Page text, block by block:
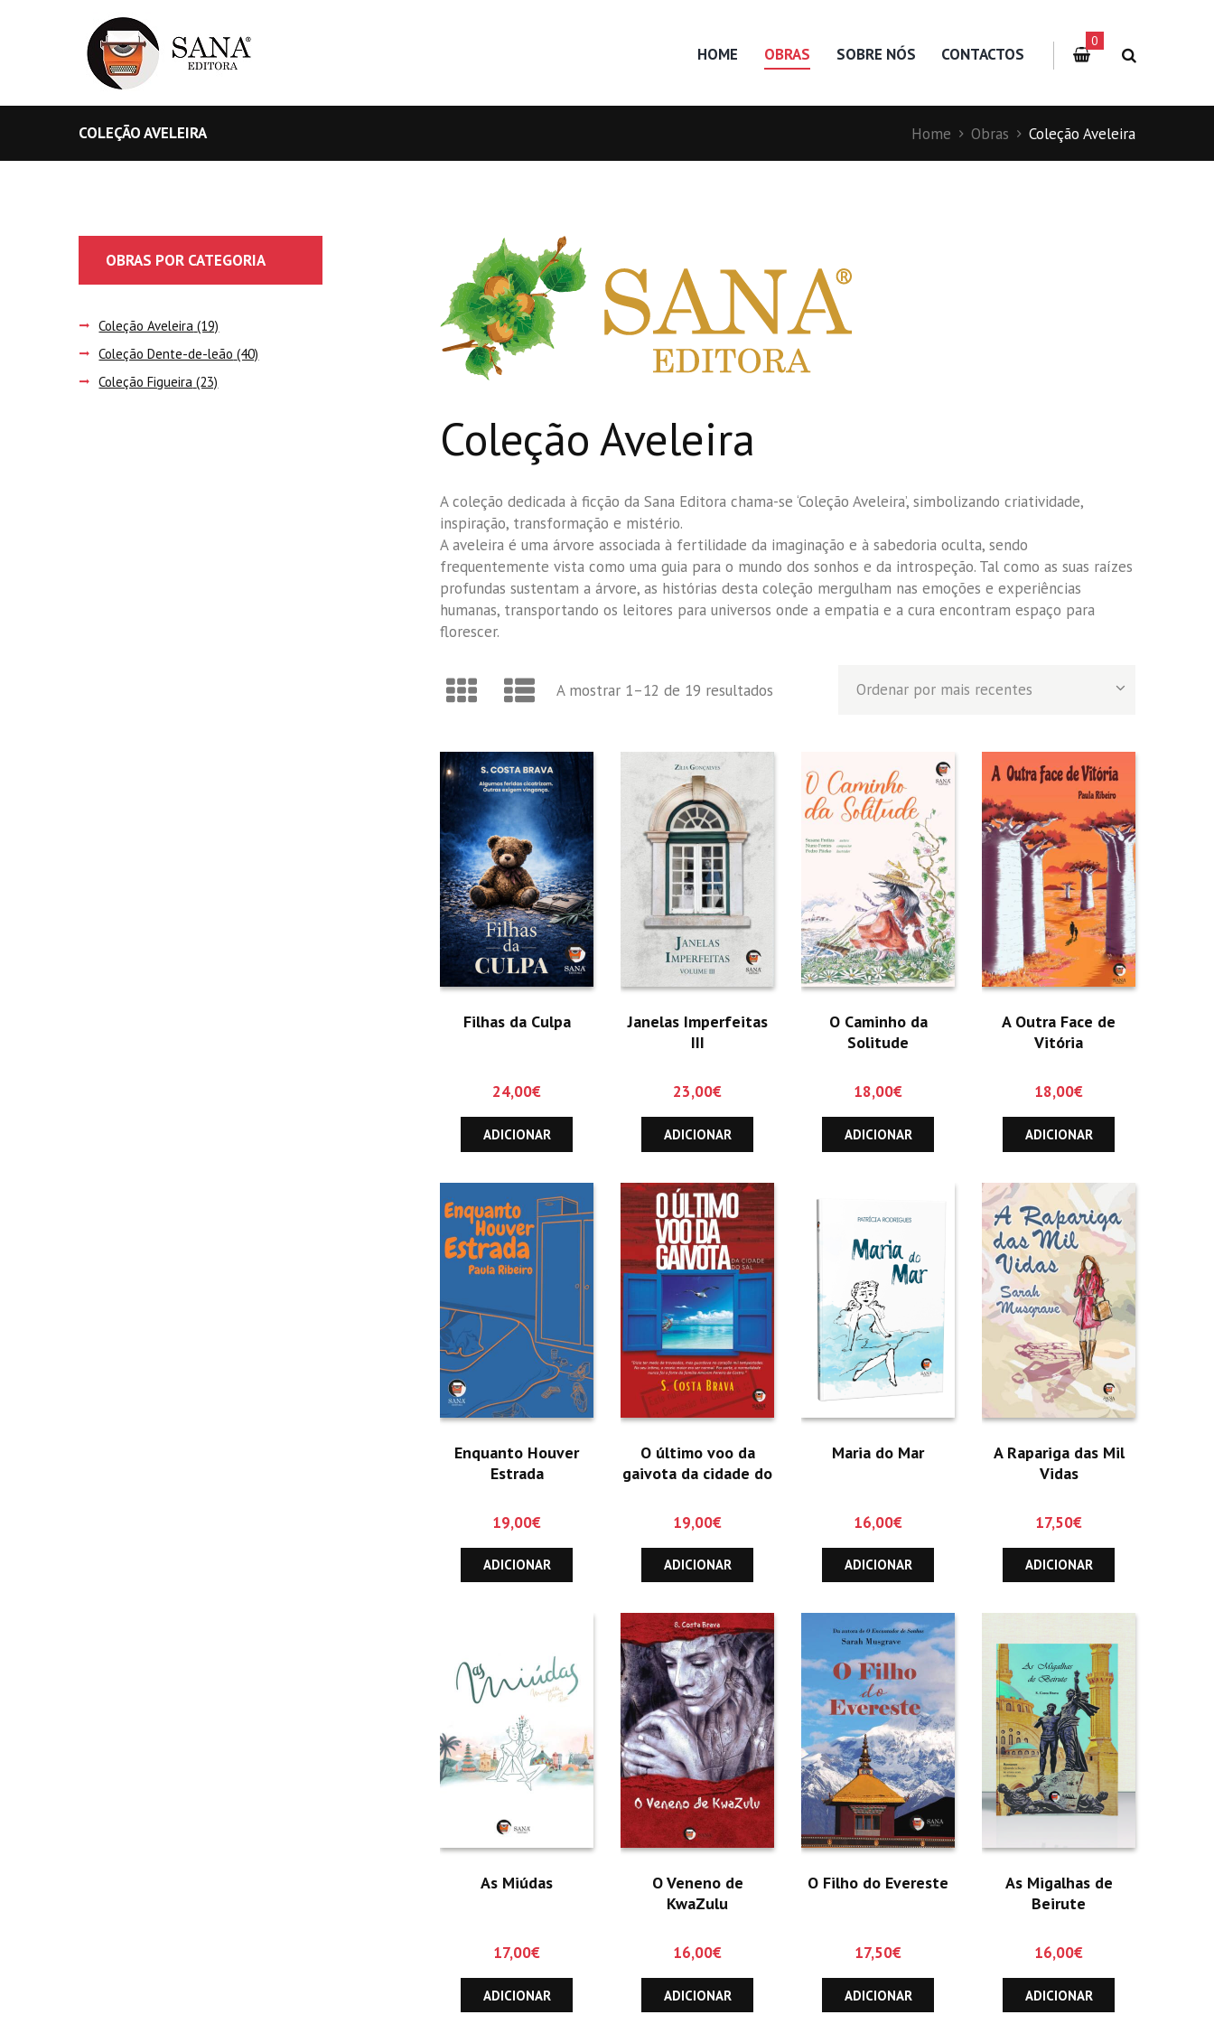
HOME OBRAS SOBRE NÓS CONTACTOS
0
COLEÇÃO AVELEIRA Home Obras Coleção Aveleira
Coleção Aveleira
A coleção dedicada à ficção da Sana Editora chama-se ‘Coleção Aveleira’, simbolizando criatividade,
inspiração, transformação e mistério.
A aveleira é uma árvore associada à fertilidade da imaginação e à sabedoria oculta, sendo
frequentemente vista como uma guia para o mundo dos sonhos e da introspeção. Tal como as suas raízes
profundas sustentam a árvore, as histórias desta coleção mergulham nas emoções e experiências
humanas, transportando os leitores para universos onde a empatia e a cura encontram espaço para
florescer.
A mostrar 1–12 de 19 resultados
recentes
Filhas da Culpa
24,00€
ADICIONAR
Janelas Imperfeitas
III
23,00€
ADICIONAR
O Caminho da
Solitude
18,00€
ADICIONAR
A Outra Face de
Vitória
18,00€
ADICIONAR
Enquanto Houver
Estrada
19,00€
ADICIONAR
O último voo da
gaivota da cidade do
19,00€
ADICIONAR
Maria do Mar
16,00€
ADICIONAR
A Rapariga das Mil
Vidas
17,50€
ADICIONAR
As Miúdas
17,00€
ADICIONAR
O Veneno de
KwaZulu
16,00€
ADICIONAR
O Filho do Evereste
17,50€
ADICIONAR
As Migalhas de
Beirute
16,00€
ADICIONAR
OBRAS POR CATEGORIA
Coleção Aveleira (19)
Coleção Dente-de-leão (40)
Coleção Figueira (23)